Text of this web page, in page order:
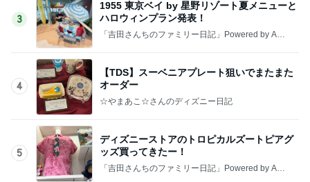
3
1955 東京ベイ by 星野リゾート夏メニューと
ハロウィンプラン発表！
「吉田さんちのファミリー日記」Powered by Ame
4
【TDS】スーベニアプレート狙いでまたまた
オーダー
☆やまあこ☆さんのディズニー日記
5
ディズニーストアのトロピカルズートピアグ
ッズ買ってきたー！
「吉田さんちのファミリー日記」Powered by Ame